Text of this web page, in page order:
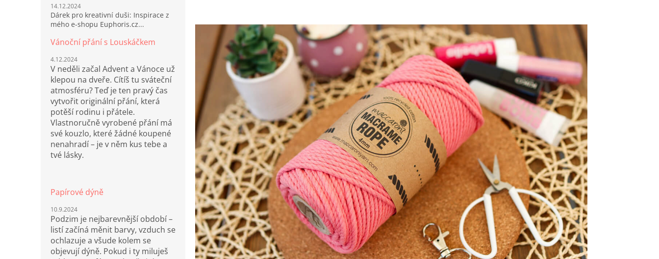
14.12.2024
Dárek pro kreativní duši: Inspirace z
mého e-shopu Euphoris.cz...
Vánoční přání s Louskáčkem
4.12.2024
V neděli začal Advent a Vánoce už
klepou na dveře. Cítíš tu sváteční
atmosféru? Teď je ten pravý čas
vytvořit originální přání, která
potěší rodinu i přátele.
Vlastnoručně vyrobené přání má
své kouzlo, které žádné koupené
nenahradí – je v něm kus tebe a
tvé lásky.
Papírové dýně
10.9.2024
Podzim je nejbarevnější období –
listí začíná měnit barvy, vzduch se
ochlazuje a všude kolem se
objevují dýně. Pokud i ty miluješ